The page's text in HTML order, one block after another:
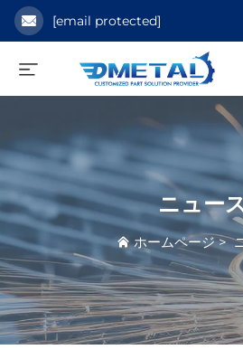
[email protected]
ニュー
ホームページ>